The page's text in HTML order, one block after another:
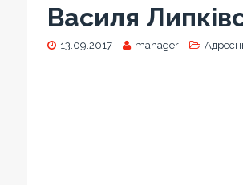
Василя
13.09.2017 manager